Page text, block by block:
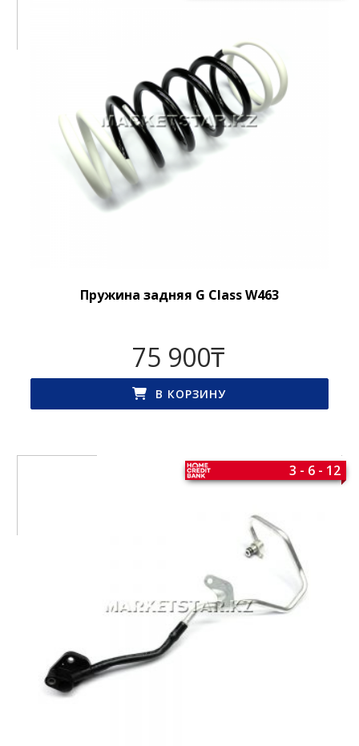
Пружина задняя G Class W463
75 900₸
В КОРЗИНУ
3 - 6 - 12